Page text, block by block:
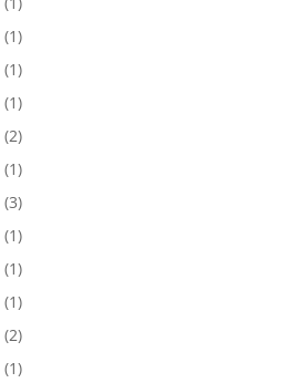
(1)
(1)
(1)
(2)
(1)
(3)
(1)
(1)
(1)
(2)
(1)